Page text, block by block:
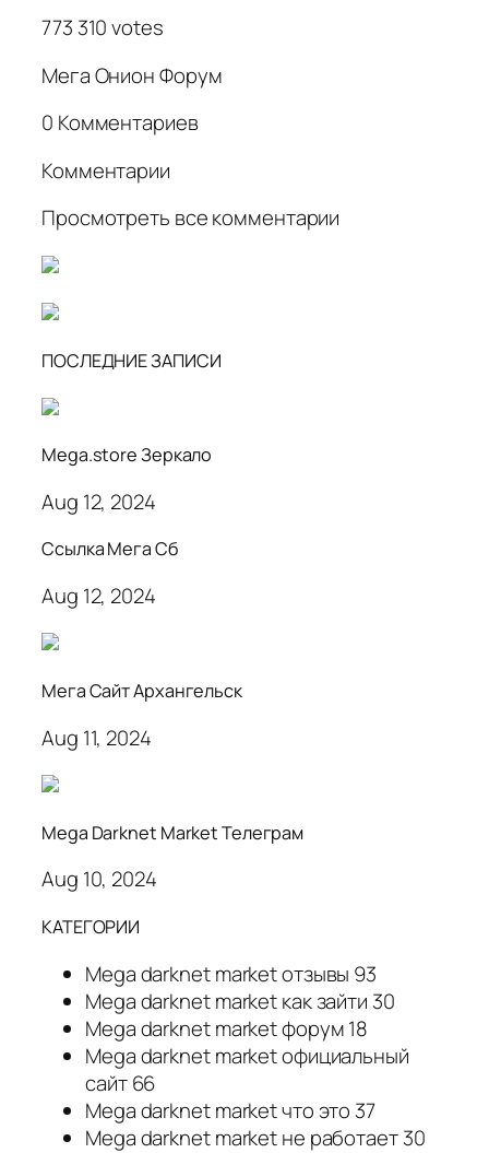
773 310 votes
Мега Онион Форум
0 Комментариев
Комментарии
Просмотреть все комментарии
ПОСЛЕДНИЕ ЗАПИСИ
Mega.store Зеркало
Aug 12, 2024
Ссылка Мега Сб
Aug 12, 2024
Мега Сайт Архангельск
Aug 11, 2024
Mega Darknet Market Телеграм
Aug 10, 2024
КАТЕГОРИИ
Mega darknet market отзывы 93
Mega darknet market как зайти 30
Mega darknet market форум 18
Mega darknet market официальный
сайт 66
Mega darknet market что это 37
Mega darknet market не работает 30